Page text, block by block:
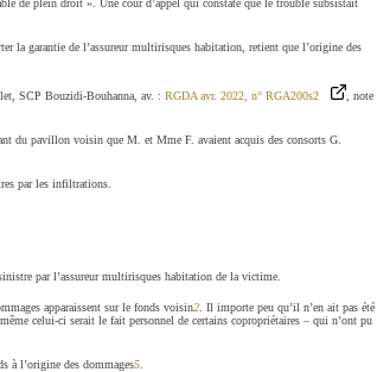
de plein droit ». Une cour d’appel qui constate que le trouble subsistait
la garantie de l’assureur multirisques habitation, retient que l’origine des
SCP Bouzidi-Bouhanna, av. : RGDA avr. 2022, n° RGA200s2
, note
du pavillon voisin que M. et Mme F. avaient acquis des consorts G.
par les infiltrations.
par l’assureur multirisques habitation de la victime.
apparaissent sur le fonds voisin2 . Il importe peu qu’il n’en ait pas été
celui-ci serait le fait personnel de certains copropriétaires – qui n’ont pu
à l’origine des dommages5